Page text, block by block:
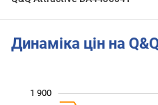
Динаміка цін на
1 900